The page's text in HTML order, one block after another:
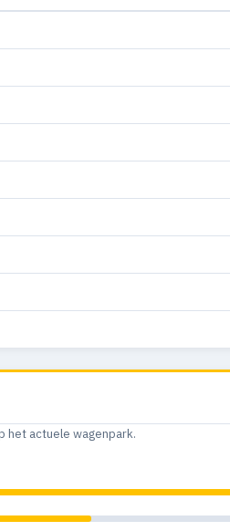
het actuele wagenpark.